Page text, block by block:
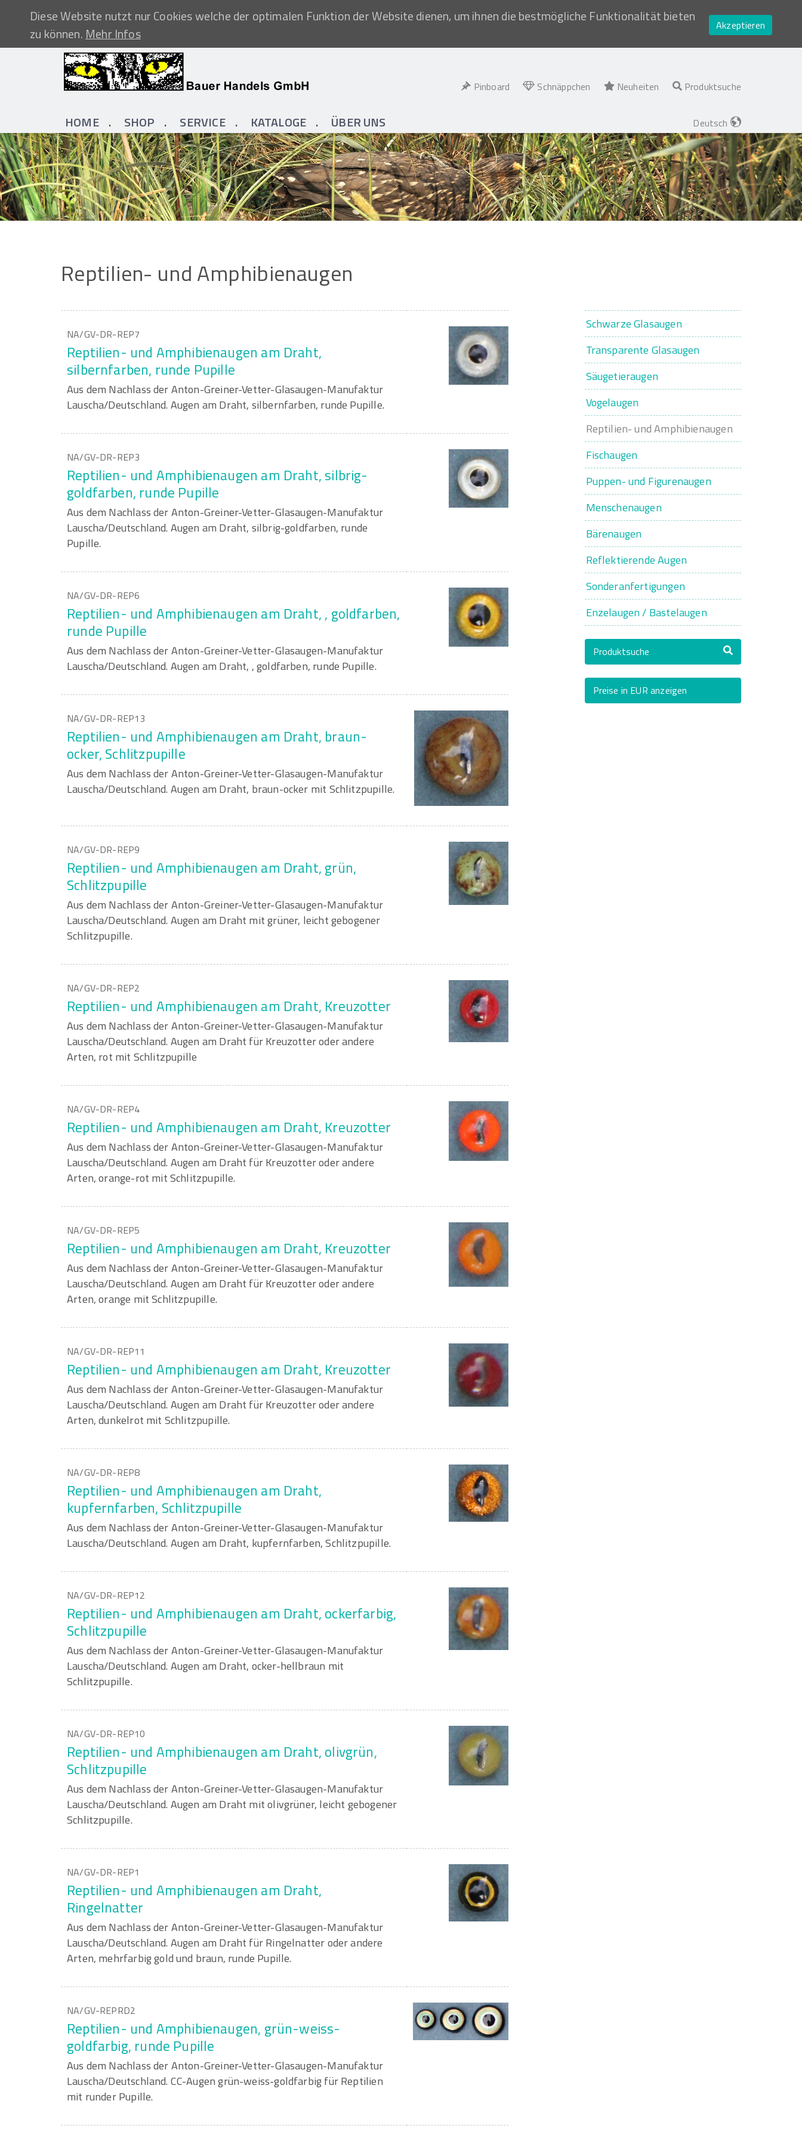
Diese Website nutzt nur Cookies welche der optimalen Funktion der Website dienen, um ihnen die bestmögliche Funktionalität bieten
zu können.Mehr Infos
Akzeptieren
Pinboard Schnäppchen Neuheiten Produktsuche
HOME SHOP SERVICE KATALOGE ÜBER UNS Deutsch
Reptilien- und Amphibienaugen
NA/GV-DR-REP7
Reptilien- und Amphibienaugen am Draht,
silbernfarben, runde Pupille
Aus dem Nachlass der Anton-Greiner-Vetter-Glasaugen-Manufaktur
Lauscha/Deutschland. Augen am Draht, silbernfarben, runde Pupille.
NA/GV-DR-REP3
Reptilien- und Amphibienaugen am Draht, silbrig-
goldfarben, runde Pupille
Aus dem Nachlass der Anton-Greiner-Vetter-Glasaugen-Manufaktur
Lauscha/Deutschland. Augen am Draht, silbrig-goldfarben, runde
Pupille.
NA/GV-DR-REP6
Reptilien- und Amphibienaugen am Draht, , goldfarben,
runde Pupille
Aus dem Nachlass der Anton-Greiner-Vetter-Glasaugen-Manufaktur
Lauscha/Deutschland. Augen am Draht, , goldfarben, runde Pupille.
NA/GV-DR-REP13
Reptilien- und Amphibienaugen am Draht, braun-
ocker, Schlitzpupille
Aus dem Nachlass der Anton-Greiner-Vetter-Glasaugen-Manufaktur
Lauscha/Deutschland. Augen am Draht, braun-ocker mit Schlitzpupille.
NA/GV-DR-REP9
Reptilien- und Amphibienaugen am Draht, grün,
Schlitzpupille
Aus dem Nachlass der Anton-Greiner-Vetter-Glasaugen-Manufaktur
Lauscha/Deutschland. Augen am Draht mit grüner, leicht gebogener
Schlitzpupille.
NA/GV-DR-REP2
Reptilien- und Amphibienaugen am Draht, Kreuzotter
Aus dem Nachlass der Anton-Greiner-Vetter-Glasaugen-Manufaktur
Lauscha/Deutschland. Augen am Draht für Kreuzotter oder andere
Arten, rot mit Schlitzpupille
NA/GV-DR-REP4
Reptilien- und Amphibienaugen am Draht, Kreuzotter
Aus dem Nachlass der Anton-Greiner-Vetter-Glasaugen-Manufaktur
Lauscha/Deutschland. Augen am Draht für Kreuzotter oder andere
Arten, orange-rot mit Schlitzpupille.
NA/GV-DR-REP5
Reptilien- und Amphibienaugen am Draht, Kreuzotter
Aus dem Nachlass der Anton-Greiner-Vetter-Glasaugen-Manufaktur
Lauscha/Deutschland. Augen am Draht für Kreuzotter oder andere
Arten, orange mit Schlitzpupille.
NA/GV-DR-REP11
Reptilien- und Amphibienaugen am Draht, Kreuzotter
Aus dem Nachlass der Anton-Greiner-Vetter-Glasaugen-Manufaktur
Lauscha/Deutschland. Augen am Draht für Kreuzotter oder andere
Arten, dunkelrot mit Schlitzpupille.
NA/GV-DR-REP8
Reptilien- und Amphibienaugen am Draht,
kupfernfarben, Schlitzpupille
Aus dem Nachlass der Anton-Greiner-Vetter-Glasaugen-Manufaktur
Lauscha/Deutschland. Augen am Draht, kupfernfarben, Schlitzpupille.
NA/GV-DR-REP12
Reptilien- und Amphibienaugen am Draht, ockerfarbig,
Schlitzpupille
Aus dem Nachlass der Anton-Greiner-Vetter-Glasaugen-Manufaktur
Lauscha/Deutschland. Augen am Draht, ocker-hellbraun mit
Schlitzpupille.
NA/GV-DR-REP10
Reptilien- und Amphibienaugen am Draht, olivgrün,
Schlitzpupille
Aus dem Nachlass der Anton-Greiner-Vetter-Glasaugen-Manufaktur
Lauscha/Deutschland. Augen am Draht mit olivgrüner, leicht gebogener
Schlitzpupille.
NA/GV-DR-REP1
Reptilien- und Amphibienaugen am Draht,
Ringelnatter
Aus dem Nachlass der Anton-Greiner-Vetter-Glasaugen-Manufaktur
Lauscha/Deutschland. Augen am Draht für Ringelnatter oder andere
Arten, mehrfarbig gold und braun, runde Pupille.
NA/GV-REPRD2
Reptilien- und Amphibienaugen, grün-weiss-
goldfarbig, runde Pupille
Aus dem Nachlass der Anton-Greiner-Vetter-Glasaugen-Manufaktur
Lauscha/Deutschland. CC-Augen grün-weiss-goldfarbig für Reptilien
mit runder Pupille.
Schwarze Glasaugen
Transparente Glasaugen
Säugetieraugen
Vogelaugen
Reptilien- und Amphibienaugen
Fischaugen
Puppen- und Figurenaugen
Menschenaugen
Bärenaugen
Reflektierende Augen
Sonderanfertigungen
Enzelaugen / Bastelaugen
Produktsuche
Preise in EUR anzeigen